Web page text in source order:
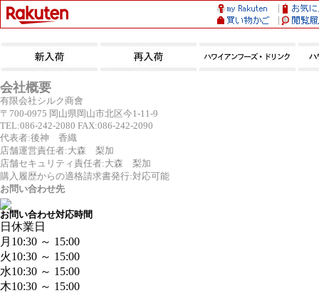
会社概要
有限会社シルク商會
〒700-0975 岡山県岡山市北区今1-11-9
TEL:086-242-2080 FAX:086-242-2090
代表者:後神 香織
店舗運営責任者:大森 梨加
店舗セキュリティ責任者:大森 梨加
購入履歴からの適格請求書発行:対応可能
お問い合わせ先
お問い合わせ対応時間
日 休業日
月 10:30 ～ 15:00
火10:30 ～ 15:00
水10:30 ～ 15:00
木10:30 ～ 15:00